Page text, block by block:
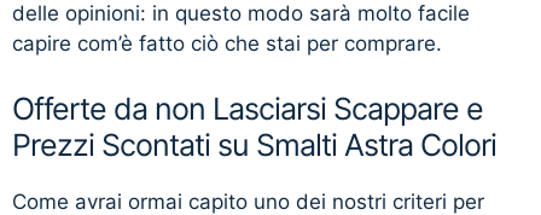
delle opinioni: in questo modo sarà molto facile
capire com’è fatto ciò che stai per comprare.
Offerte da non Lasciarsi Scappare e
Prezzi Scontati su Smalti Astra Colori
Come avrai ormai capito uno dei nostri criteri per